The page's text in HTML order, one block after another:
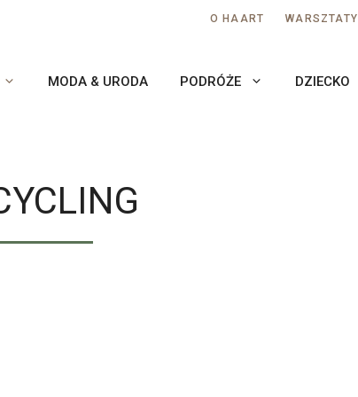
O HAART WARSZTATY
MODA & URODA PODRÓŻE DZIECKO